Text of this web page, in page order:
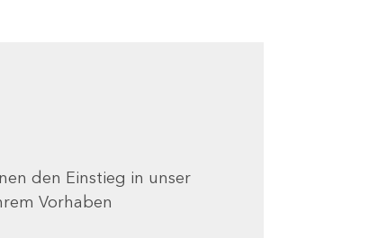
den Einstieg in unser
Vorhaben